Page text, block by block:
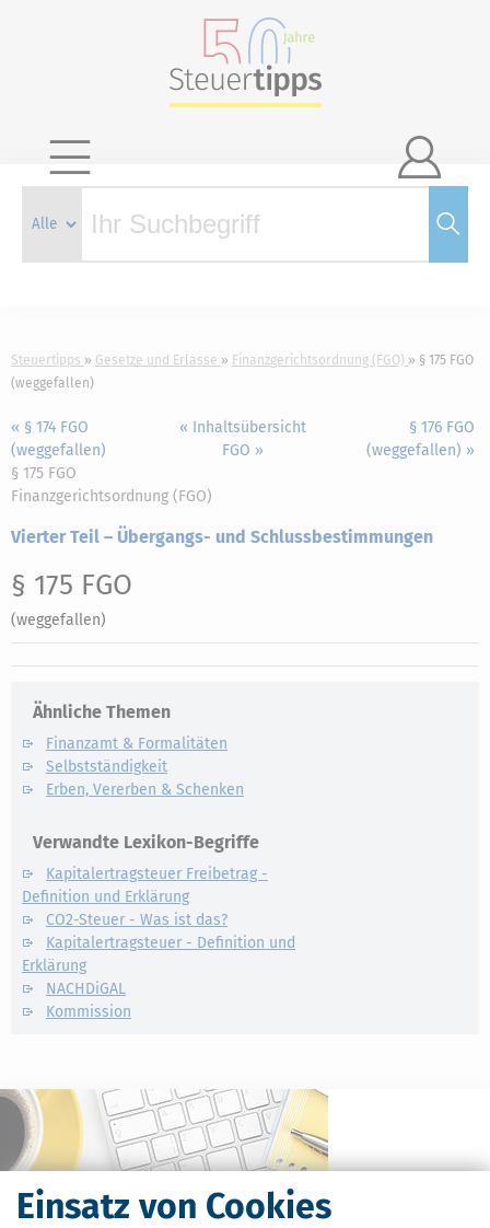
Einsatz von Cookies

Steuertipps Gesetze und Erlasse Finanzgerichtsordnung (FGO)
§ 175 FGO
(weggefallen)
« § 174 FGO
(weggefallen)
« Inhaltsübersicht
FGO »
§ 176 FGO
(weggefallen) »
§ 175 FGO
Finanzgerichtsordnung (FGO)
Vierter Teil – Übergangs- und Schlussbestimmungen
§ 175 FGO
(weggefallen)
Ähnliche Themen
Finanzamt & Formalitäten
Selbstständigkeit
Erben, Vererben & Schenken
Verwandte Lexikon-Begriffe
Kapitalertragsteuer Freibetrag -
Definition und Erklärung
CO2-Steuer - Was ist das?
Kapitalertragsteuer - Definition und
Erklärung
NACHDiGAL
Kommission